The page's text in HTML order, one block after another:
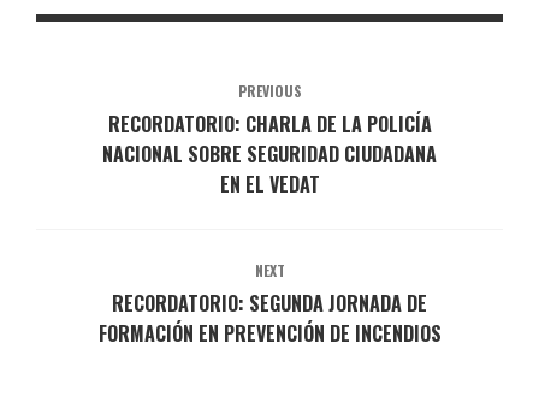
PREVIOUS
RECORDATORIO: CHARLA DE LA POLICÍA
NACIONAL SOBRE SEGURIDAD CIUDADANA
EN EL VEDAT
NEXT
RECORDATORIO: SEGUNDA JORNADA DE
FORMACIÓN EN PREVENCIÓN DE INCENDIOS